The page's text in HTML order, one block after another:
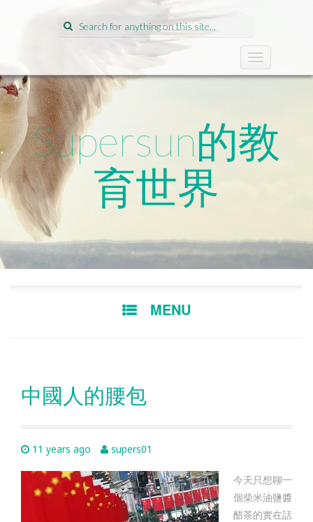
Search
for:
T
o
e
n
a
i
n
Supersun的教
育世界
MENU
中國人的腰包
11 years ago supers01
今天只想聊一
個柴米油鹽醬
醋茶的實在話